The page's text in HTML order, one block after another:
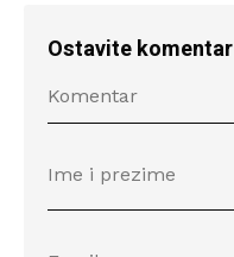
Ostavite komentar